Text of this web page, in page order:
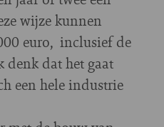
wijze kunnen
euro, inclusief de
denk dat het gaat
een hele industrie